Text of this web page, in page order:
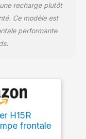
recharge plutôt
Ce modèle est
performante
H15R
frontale